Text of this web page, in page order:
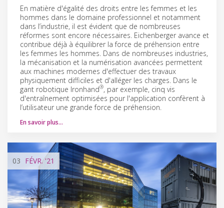
En matière d'égalité des droits entre les femmes et les
hommes dans le domaine professionnel et notamment
dans l’industrie, il est évident que de nombreuses
réformes sont encore nécessaires. Eichenberger avance et
contribue déjà à équilibrer la force de préhension entre
les femmes les hommes. Dans de nombreuses industries,
la mécanisation et la numérisation avancées permettent
aux machines modernes d'effectuer des travaux
physiquement difficiles et d'alléger les charges. Dans le
gant robotique Ironhand®, par exemple, cinq vis
d'entraînement optimisées pour l'application confèrent à
l’utilisateur une grande force de préhension.
En savoir plus…
03 FÉVR.'21